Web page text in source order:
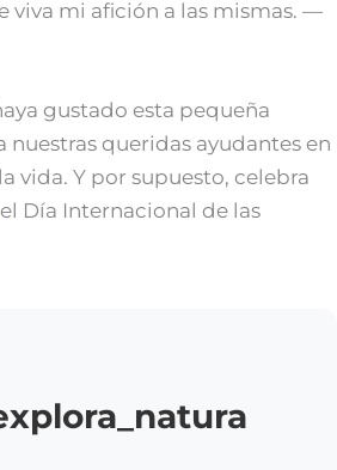
viva mi afición a las mismas. —
gustado esta pequeña
nuestras queridas ayudantes en
vida. Y por supuesto, celebra
el Día Internacional de las